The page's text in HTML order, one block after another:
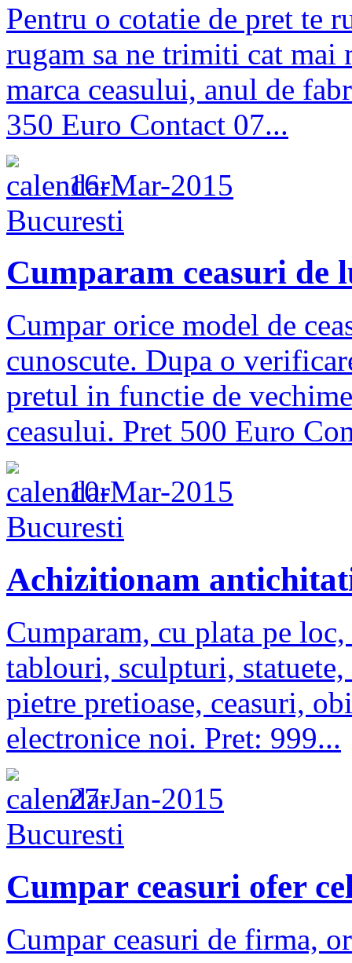
Pentru o cotatie de pret te
rugam sa ne trimiti cat mai
marca ceasului, anul de
350 Euro Contact 07...
16-Mar-2015
Bucuresti
Cumparam ceasuri de
Cumpar orice model de
cunoscute. Dupa o
pretul in functie de
ceasului. Pret 500 Euro
10-Mar-2015
Bucuresti
Achizitionam
Cumparam, cu plata pe
tablouri, sculpturi,
pietre pretioase, ceasuri,
electronice noi. Pret: 999...
27-Jan-2015
Bucuresti
Cumpar ceasuri ofer
Cumpar ceasuri de firma,